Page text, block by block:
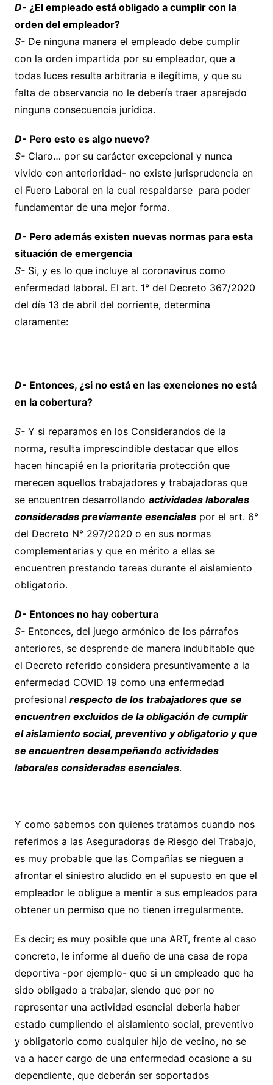
D- ¿El empleado está obligado a cumplir con la
orden del empleador?
S- De ninguna manera el empleado debe cumplir
con la orden impartida por su empleador, que a
todas luces resulta arbitraria e ilegítima, y que su
falta de observancia no le debería traer aparejado
ninguna consecuencia jurídica.
D- Pero esto es algo nuevo?
S- Claro… por su carácter excepcional y nunca
vivido con anterioridad- no existe jurisprudencia en
el Fuero Laboral en la cual respaldarse para poder
fundamentar de una mejor forma.
D- Pero además existen nuevas normas para esta
situación de emergencia
S- Si, y es lo que incluye al coronavirus como
enfermedad laboral. El art. 1° del Decreto 367/2020
del día 13 de abril del corriente, determina
claramente:
D- Entonces, ¿si no está en las exenciones no está
en la cobertura?
S- Y si reparamos en los Considerandos de la
norma, resulta imprescindible destacar que ellos
hacen hincapié en la prioritaria protección que
merecen aquellos trabajadores y trabajadoras que
se encuentren desarrollando actividades laborales
consideradas previamente esencialespor el art. 6°
del Decreto N° 297/2020 o en sus normas
complementarias y que en mérito a ellas se
encuentren prestando tareas durante el aislamiento
obligatorio.
D- Entonces no hay cobertura
S- Entonces, del juego armónico de los párrafos
anteriores, se desprende de manera indubitable que
el Decreto referido considera presuntivamente a la
enfermedad COVID 19 como una enfermedad
profesional respecto de los trabajadores que se
encuentren excluidos de la obligación de cumplir
el aislamiento social, preventivo y obligatorio y que
se encuentren desempeñando actividades
laborales consideradas esenciales.
Y como sabemos con quienes tratamos cuando nos
referimos a las Aseguradoras de Riesgo del Trabajo,
es muy probable que las Compañías se nieguen a
afrontar el siniestro aludido en el supuesto en que el
empleador le obligue a mentir a sus empleados para
obtener un permiso que no tienen irregularmente.
Es decir; es muy posible que una ART, frente al caso
concreto, le informe al dueño de una casa de ropa
deportiva -por ejemplo- que si un empleado que ha
sido obligado a trabajar, siendo que por no
representar una actividad esencial debería haber
estado cumpliendo el aislamiento social, preventivo
y obligatorio como cualquier hijo de vecino, no se
va a hacer cargo de una enfermedad ocasione a su
dependiente, que deberán ser soportados